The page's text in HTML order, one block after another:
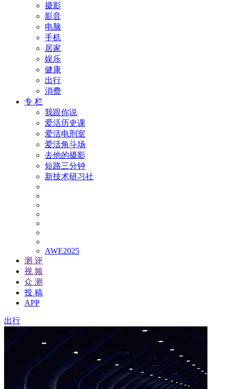
摄影
影音
电脑
手机
居家
娱乐
健康
出行
消费
专 栏
我跟你说
爱活历史课
爱活电刑室
爱活角斗场
去他的摄影
短路三分钟
新技术研习社
AWE2025
测 评
视 频
众 测
投 稿
APP
出行